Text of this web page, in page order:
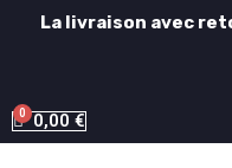
La livraison avec
0,00 €